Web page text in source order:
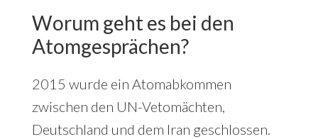
Worum geht es bei den
Atomgesprächen?
2015 wurde ein Atomabkommen
zwischen den UN-Vetomächten,
Deutschland und dem Iran geschlossen.